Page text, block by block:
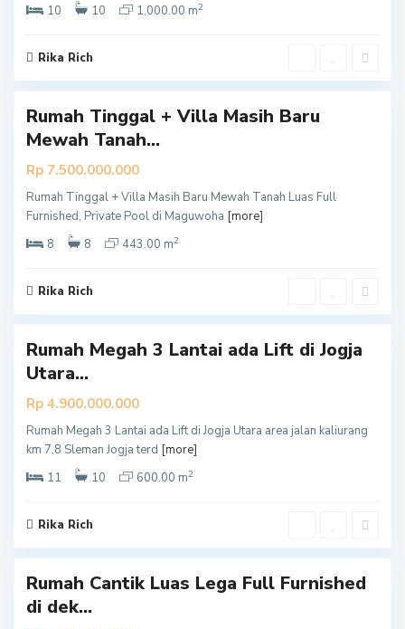
10
10 1,000.00 m2
Rika Rich
e
a
Rumah Tinggal + Villa Masih Baru
Mewah Tanah...
Rp 7.500.000.000
Rumah Tinggal + Villa Masih Baru Mewah Tanah Luas Full
Furnished, Private Pool di Maguwoha [more]
8
8 443.00 m2
Rika Rich
S
l
e
a
Rumah Megah 3 Lantai ada Lift di Jogja
Utara...
Rp 4.900.000.000
Rumah Megah 3 Lantai ada Lift di Jogja Utara area jalan kaliurang
km 7,8 Sleman Jogja terd [more]
11
10 600.00 m2
Rika Rich
S
l
e
a
Rumah Cantik Luas Lega Full Furnished
di dek...